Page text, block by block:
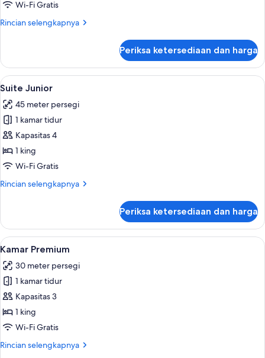
Wi-Fi Gratis
Rincian selengkapnya
Rincian
Suite,
kamar
Periksa ketersediaan dan harga
Lihat
semua
foto
untuk
Suite
Junior
Seprai premium, tempat tidur Select
8
Suite Junior
45 meter persegi
1 kamar tidur
Kapasitas 4
1 king
Wi-Fi Gratis
Rincian selengkapnya
Rincian
Suite
Junior
Periksa ketersediaan dan harga
Lihat
semua
foto
untuk
Kamar
Premium
Seprai premium, tempat tidur Select
8
Kamar Premium
30 meter persegi
1 kamar tidur
Kapasitas 3
1 king
Wi-Fi Gratis
Rincian selengkapnya
Rincian